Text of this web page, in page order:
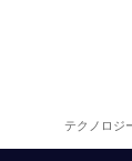
テクノロジ